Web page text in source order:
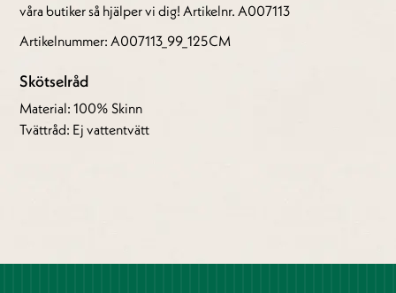
våra butiker så hjälper vi dig! Artikelnr. A007113
Artikelnummer: A007113_99_125CM
Skötselråd
Material: 100% Skinn
Tvättråd: Ej vattentvätt